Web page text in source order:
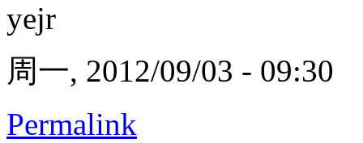
yejr
周一, 2012/09/03 - 09:30
Permalink